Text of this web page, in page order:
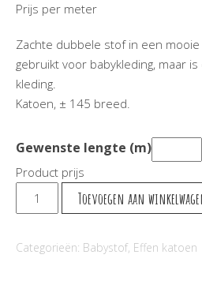
Prijs per meter
Zachte dubbele stof in een
gebruikt voor babykleding, maar
kleding.
Katoen, ± 145 breed.
Gewenste lengte (m)
Product prijs
Mousseline
Pastelgroen
Toevoegen aan
Categorieën: Babystof, Effen katoen